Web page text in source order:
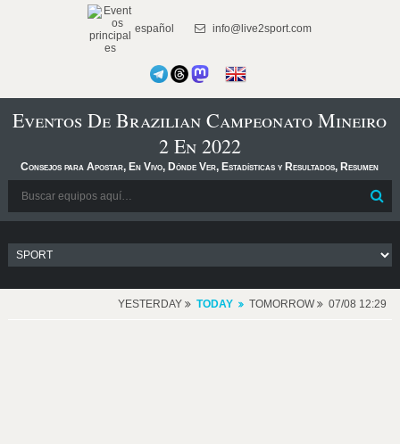
español info@live2sport.com
Eventos De Brazilian Campeonato Mineiro
2 En 2022
Consejos para Apostar, En Vivo, Dónde Ver, Estadísticas y Resultados, Resumen
YESTERDAY TODAY TOMORROW 07/08 12:29